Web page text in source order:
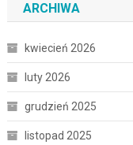
ARCHIWA
kwiecień 2026
luty 2026
grudzień 2025
listopad 2025